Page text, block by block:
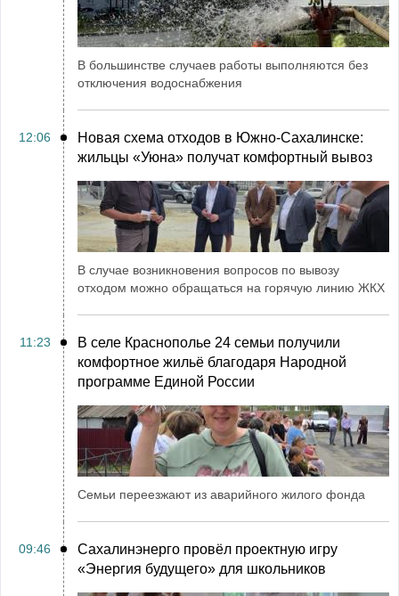
В большинстве случаев работы выполняются без
отключения водоснабжения
12:06
Новая схема отходов в Южно-Сахалинске:
жильцы «Уюна» получат комфортный вывоз
В случае возникновения вопросов по вывозу
отходом можно обращаться на горячую линию ЖКХ
11:23
В селе Краснополье 24 семьи получили
комфортное жильё благодаря Народной
программе Единой России
Семьи переезжают из аварийного жилого фонда
09:46
Сахалинэнерго провёл проектную игру
«Энергия будущего» для школьников